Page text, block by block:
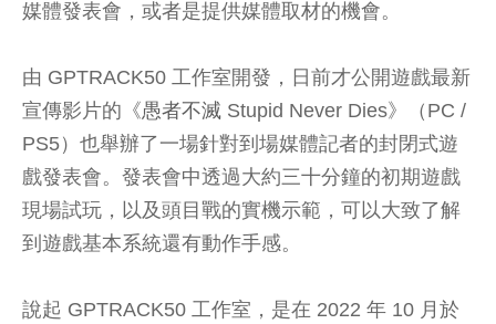
媒體發表會，或者是提供媒體取材的機會。
由 GPTRACK50 工作室開發，日前才公開遊戲最新
宣傳影片的《愚者不滅 Stupid Never Dies》（PC /
PS5）也舉辦了一場針對到場媒體記者的封閉式遊
戲發表會。發表會中透過大約三十分鐘的初期遊戲
現場試玩，以及頭目戰的實機示範，可以大致了解
到遊戲基本系統還有動作手感。
說起 GPTRACK50 工作室，是在 2022 年 10 月於